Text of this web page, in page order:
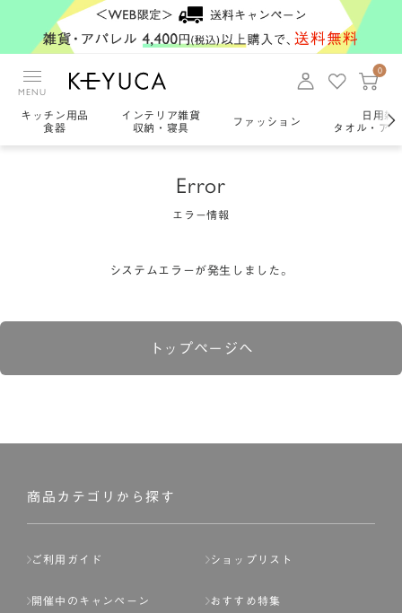
MENU
0
キッチン用品
食器
インテリア雑貨
収納・寝具
ファッション
日用雑
タオル・ア
Error
エラー情報
システムエラーが発生しました。
トップページへ
商品カテゴリから探す
ご利用ガイド ショップリスト
開催中のキャンペーン おすすめ特集